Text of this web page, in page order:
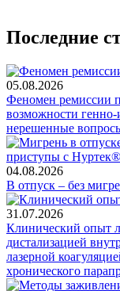
Последние
05.08.2026
Феномен ремиссии
возможности
нерешенные
04.08.2026
В отпуск – без
31.07.2026
Клинический опыт
дистализацией
лазерной
хронического